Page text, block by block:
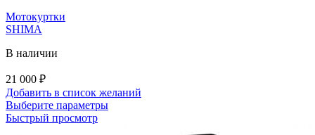
Мотокуртки
SHIMA
В наличии
21 000 ₽
Добавить в список желаний
Выберите параметрыЭтот
Быстрый просмотр